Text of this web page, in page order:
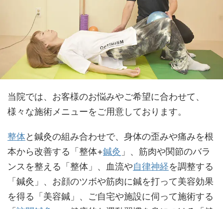
当院では、お客様のお悩みやご希望に合わせて、
様々な施術メニューをご用意しております。
整体と鍼灸の組み合わせで、身体の歪みや痛みを根
本から改善する「整体+鍼灸 」、筋肉や関節のバラ
ンスを整える「整体」、血流や自律神経を調整する
「鍼灸」、お顔のツボや筋肉に鍼を打って美容効果
を得る「美容鍼」、ご自宅や施設に伺って施術する